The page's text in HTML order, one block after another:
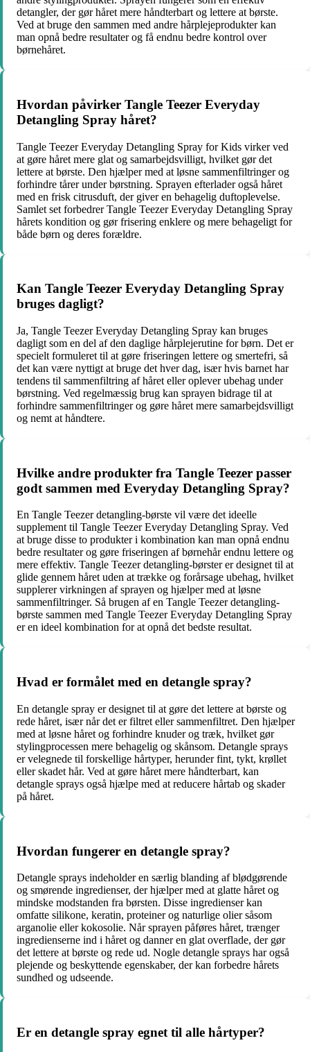
detangler, der gør håret mere håndterbart og lettere at børste.
Ved at bruge den sammen med andre hårplejeprodukter kan
man opnå bedre resultater og få endnu bedre kontrol over
børnehåret.
Hvordan påvirker Tangle Teezer Everyday
Detangling Spray håret?
Tangle Teezer Everyday Detangling Spray for Kids virker ved
at gøre håret mere glat og samarbejdsvilligt, hvilket gør det
lettere at børste. Den hjælper med at løsne sammenfiltringer og
forhindre tårer under børstning. Sprayen efterlader også håret
med en frisk citrusduft, der giver en behagelig duftoplevelse.
Samlet set forbedrer Tangle Teezer Everyday Detangling Spray
hårets kondition og gør frisering enklere og mere behageligt for
både børn og deres forældre.
Kan Tangle Teezer Everyday Detangling Spray
bruges dagligt?
Ja, Tangle Teezer Everyday Detangling Spray kan bruges
dagligt som en del af den daglige hårplejerutine for børn. Det er
specielt formuleret til at gøre friseringen lettere og smertefri, så
det kan være nyttigt at bruge det hver dag, især hvis barnet har
tendens til sammenfiltring af håret eller oplever ubehag under
børstning. Ved regelmæssig brug kan sprayen bidrage til at
forhindre sammenfiltringer og gøre håret mere samarbejdsvilligt
og nemt at håndtere.
Hvilke andre produkter fra Tangle Teezer passer
godt sammen med Everyday Detangling Spray?
En Tangle Teezer detangling-børste vil være det ideelle
supplement til Tangle Teezer Everyday Detangling Spray. Ved
at bruge disse to produkter i kombination kan man opnå endnu
bedre resultater og gøre friseringen af børnehår endnu lettere og
mere effektiv. Tangle Teezer detangling-børster er designet til at
glide gennem håret uden at trække og forårsage ubehag, hvilket
supplerer virkningen af sprayen og hjælper med at løsne
sammenfiltringer. Så brugen af en Tangle Teezer detangling-
børste sammen med Tangle Teezer Everyday Detangling Spray
er en ideel kombination for at opnå det bedste resultat.
Hvad er formålet med en detangle spray?
En detangle spray er designet til at gøre det lettere at børste og
rede håret, især når det er filtret eller sammenfiltret. Den hjælper
med at løsne håret og forhindre knuder og træk, hvilket gør
stylingprocessen mere behagelig og skånsom. Detangle sprays
er velegnede til forskellige hårtyper, herunder fint, tykt, krøllet
eller skadet hår. Ved at gøre håret mere håndterbart, kan
detangle sprays også hjælpe med at reducere hårtab og skader
på håret.
Hvordan fungerer en detangle spray?
Detangle sprays indeholder en særlig blanding af blødgørende
og smørende ingredienser, der hjælper med at glatte håret og
mindske modstanden fra børsten. Disse ingredienser kan
omfatte silikone, keratin, proteiner og naturlige olier såsom
arganolie eller kokosolie. Når sprayen påføres håret, trænger
ingredienserne ind i håret og danner en glat overflade, der gør
det lettere at børste og rede ud. Nogle detangle sprays har også
plejende og beskyttende egenskaber, der kan forbedre hårets
sundhed og udseende.
Er en detangle spray egnet til alle hårtyper?